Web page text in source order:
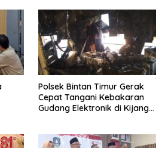
Polsek Bintan Timur Gerak
Cepat Tangani Kebakaran
Gudang Elektronik di Kijang